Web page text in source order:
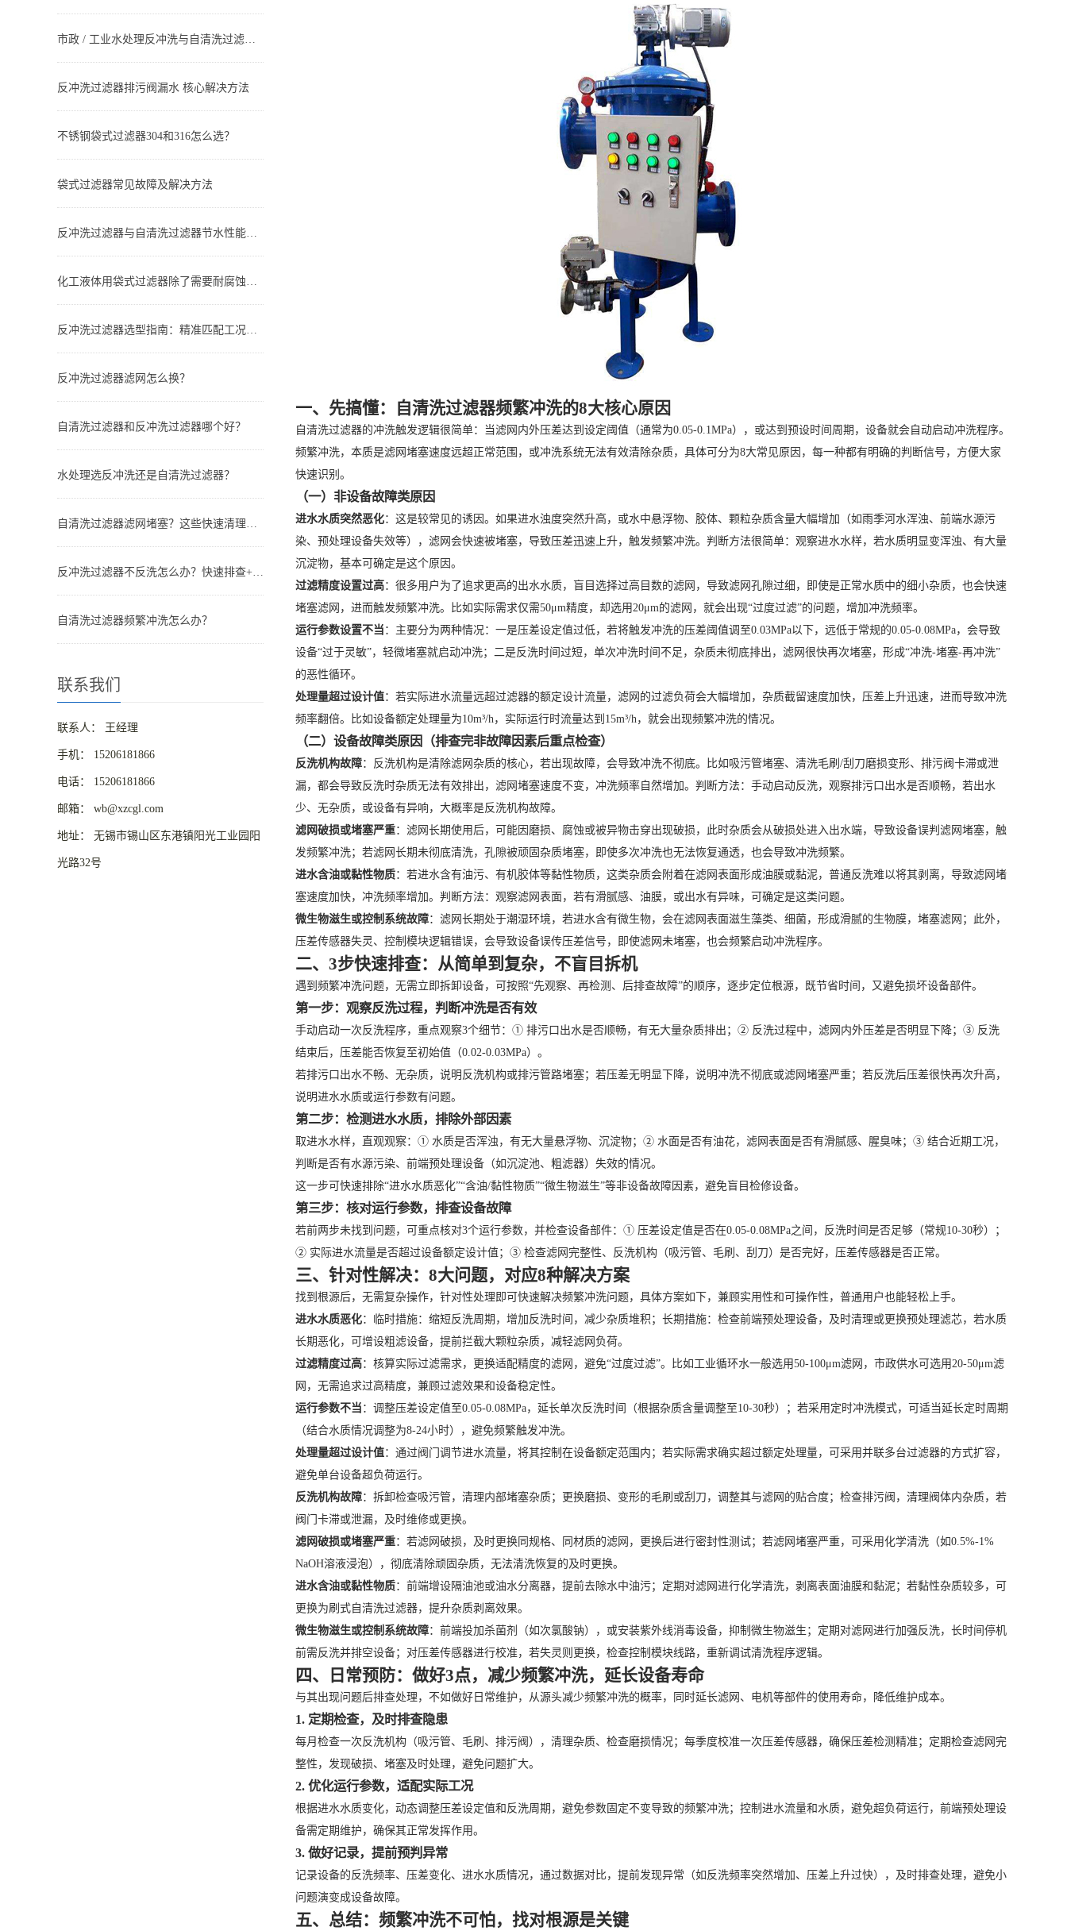
市政 / 工业水处理反冲洗与自清洗过滤器搭配方案设计与应用
反冲洗过滤器排污阀漏水 核心解决方法
不锈钢袋式过滤器304和316怎么选？
袋式过滤器常见故障及解决方法
反冲洗过滤器与自清洗过滤器节水性能对比：谁更省水？
化工液体用袋式过滤器除了需要耐腐蚀还有哪些要求？
反冲洗过滤器选型指南：精准匹配工况，实现长效稳定过滤
反冲洗过滤器滤网怎么换？
自清洗过滤器和反冲洗过滤器哪个好？
水处理选反冲洗还是自清洗过滤器？
自清洗过滤器滤网堵塞？这些快速清理技巧，省时又高效
反冲洗过滤器不反洗怎么办？快速排查+解决全指南
自清洗过滤器频繁冲洗怎么办？
联系我们
联系人： 王经理
手机： 15206181866
电话： 15206181866
邮箱： wb@xzcgl.com
地址： 无锡市锡山区东港镇阳光工业园阳
光路32号
一、先搞懂：自清洗过滤器频繁冲洗的8大核心原因
自清洗过滤器的冲洗触发逻辑很简单：当滤网内外压差达到设定阈值（通常为0.05-0.1MPa），或达到预设时间周期，设备就会自动启动冲洗程序。
频繁冲洗，本质是滤网堵塞速度远超正常范围，或冲洗系统无法有效清除杂质，具体可分为8大常见原因，每一种都有明确的判断信号，方便大家
快速识别。
（一）非设备故障类原因
进水水质突然恶化：这是较常见的诱因。如果进水浊度突然升高，或水中悬浮物、胶体、颗粒杂质含量大幅增加（如雨季河水浑浊、前端水源污
染、预处理设备失效等），滤网会快速被堵塞，导致压差迅速上升，触发频繁冲洗。判断方法很简单：观察进水水样，若水质明显变浑浊、有大量
沉淀物，基本可确定是这个原因。
过滤精度设置过高：很多用户为了追求更高的出水水质，盲目选择过高目数的滤网，导致滤网孔隙过细，即使是正常水质中的细小杂质，也会快速
堵塞滤网，进而触发频繁冲洗。比如实际需求仅需50μm精度，却选用20μm的滤网，就会出现“过度过滤”的问题，增加冲洗频率。
运行参数设置不当 ：主要分为两种情况：一是压差设定值过低，若将触发冲洗的压差阈值调至0.03MPa以下，远低于常规的0.05-0.08MPa，会导致
设备“过于灵敏”，轻微堵塞就启动冲洗；二是反洗时间过短，单次冲洗时间不足，杂质未彻底排出，滤网很快再次堵塞，形成“冲洗-堵塞-再冲洗”
的恶性循环。
处理量超过设计值：若实际进水流量远超过滤器的额定设计流量，滤网的过滤负荷会大幅增加，杂质截留速度加快，压差上升迅速，进而导致冲洗
频率翻倍。比如设备额定处理量为10m³/h，实际运行时流量达到15m³/h，就会出现频繁冲洗的情况。
（二）设备故障类原因（排查完非故障因素后重点检查）
反洗机构故障：反洗机构是清除滤网杂质的核心，若出现故障，会导致冲洗不彻底。比如吸污管堵塞、清洗毛刷/刮刀磨损变形、排污阀卡滞或泄
漏，都会导致反洗时杂质无法有效排出，滤网堵塞速度不变，冲洗频率自然增加。判断方法：手动启动反洗，观察排污口出水是否顺畅，若出水
少、无杂质，或设备有异响，大概率是反洗机构故障。
滤网破损或堵塞严重：滤网长期使用后，可能因磨损、腐蚀或被异物击穿出现破损，此时杂质会从破损处进入出水端，导致设备误判滤网堵塞，触
发频繁冲洗；若滤网长期未彻底清洗，孔隙被顽固杂质堵塞，即使多次冲洗也无法恢复通透，也会导致冲洗频繁。
进水含油或黏性物质：若进水含有油污、有机胶体等黏性物质，这类杂质会附着在滤网表面形成油膜或黏泥，普通反洗难以将其剥离，导致滤网堵
塞速度加快，冲洗频率增加。判断方法：观察滤网表面，若有滑腻感、油膜，或出水有异味，可确定是这类问题。
微生物滋生或控制系统故障：滤网长期处于潮湿环境，若进水含有微生物，会在滤网表面滋生藻类、细菌，形成滑腻的生物膜，堵塞滤网；此外，
压差传感器失灵、控制模块逻辑错误，会导致设备误传压差信号，即使滤网未堵塞，也会频繁启动冲洗程序。
二、3步快速排查：从简单到复杂，不盲目拆机
遇到频繁冲洗问题，无需立即拆卸设备，可按照“先观察、再检测、后排查故障”的顺序，逐步定位根源，既节省时间，又避免损坏设备部件。
第一步：观察反洗过程，判断冲洗是否有效
手动启动一次反洗程序，重点观察3个细节：① 排污口出水是否顺畅，有无大量杂质排出；② 反洗过程中，滤网内外压差是否明显下降；③ 反洗
结束后，压差能否恢复至初始值（0.02-0.03MPa）。
若排污口出水不畅、无杂质，说明反洗机构或排污管路堵塞；若压差无明显下降，说明冲洗不彻底或滤网堵塞严重；若反洗后压差很快再次升高，
说明进水水质或运行参数有问题。
第二步：检测进水水质，排除外部因素
取进水水样，直观观察：① 水质是否浑浊，有无大量悬浮物、沉淀物；② 水面是否有油花，滤网表面是否有滑腻感、腥臭味；③ 结合近期工况，
判断是否有水源污染、前端预处理设备（如沉淀池、粗滤器）失效的情况。
这一步可快速排除“进水水质恶化”“含油/黏性物质”“微生物滋生”等非设备故障因素，避免盲目检修设备。
第三步：核对运行参数，排查设备故障
若前两步未找到问题，可重点核对3个运行参数，并检查设备部件：① 压差设定值是否在0.05-0.08MPa之间，反洗时间是否足够（常规10-30秒）；
② 实际进水流量是否超过设备额定设计值；③ 检查滤网完整性、反洗机构（吸污管、毛刷、刮刀）是否完好，压差传感器是否正常。
三、针对性解决：8大问题，对应8种解决方案
找到根源后，无需复杂操作，针对性处理即可快速解决频繁冲洗问题，具体方案如下，兼顾实用性和可操作性，普通用户也能轻松上手。
进水水质恶化：临时措施：缩短反洗周期，增加反洗时间，减少杂质堆积；长期措施：检查前端预处理设备，及时清理或更换预处理滤芯，若水质
长期恶化，可增设粗滤设备，提前拦截大颗粒杂质，减轻滤网负荷。
过滤精度过高：核算实际过滤需求，更换适配精度的滤网，避免“过度过滤”。比如工业循环水一般选用50-100μm滤网，市政供水可选用20-50μm滤
网，无需追求过高精度，兼顾过滤效果和设备稳定性。
运行参数不当 ：调整压差设定值至0.05-0.08MPa，延长单次反洗时间（根据杂质含量调整至10-30秒）；若采用定时冲洗模式，可适当延长定时周期
（结合水质情况调整为8-24小时），避免频繁触发冲洗。
处理量超过设计值：通过阀门调节进水流量，将其控制在设备额定范围内；若实际需求确实超过额定处理量，可采用并联多台过滤器的方式扩容，
避免单台设备超负荷运行。
反洗机构故障：拆卸检查吸污管，清理内部堵塞杂质；更换磨损、变形的毛刷或刮刀，调整其与滤网的贴合度；检查排污阀，清理阀体内杂质，若
阀门卡滞或泄漏，及时维修或更换。
滤网破损或堵塞严重：若滤网破损，及时更换同规格、同材质的滤网，更换后进行密封性测试；若滤网堵塞严重，可采用化学清洗（如0.5%-1%
NaOH溶液浸泡），彻底清除顽固杂质，无法清洗恢复的及时更换。
进水含油或黏性物质：前端增设隔油池或油水分离器，提前去除水中油污；定期对滤网进行化学清洗，剥离表面油膜和黏泥；若黏性杂质较多，可
更换为刷式自清洗过滤器，提升杂质剥离效果。
微生物滋生或控制系统故障：前端投加杀菌剂（如次氯酸钠），或安装紫外线消毒设备，抑制微生物滋生；定期对滤网进行加强反洗，长时间停机
前需反洗并排空设备；对压差传感器进行校准，若失灵则更换，检查控制模块线路，重新调试清洗程序逻辑。
四、日常预防：做好3点，减少频繁冲洗，延长设备寿命
与其出现问题后排查处理，不如做好日常维护，从源头减少频繁冲洗的概率，同时延长滤网、电机等部件的使用寿命，降低维护成本。
1. 定期检查，及时排查隐患
每月检查一次反洗机构（吸污管、毛刷、排污阀），清理杂质、检查磨损情况；每季度校准一次压差传感器，确保压差检测精准；定期检查滤网完
整性，发现破损、堵塞及时处理，避免问题扩大。
2. 优化运行参数，适配实际工况
根据进水水质变化，动态调整压差设定值和反洗周期，避免参数固定不变导致的频繁冲洗；控制进水流量和水质，避免超负荷运行，前端预处理设
备需定期维护，确保其正常发挥作用。
3. 做好记录，提前预判异常
记录设备的反洗频率、压差变化、进水水质情况，通过数据对比，提前发现异常（如反洗频率突然增加、压差上升过快），及时排查处理，避免小
问题演变成设备故障。
五、总结：频繁冲洗不可怕，找对根源是关键